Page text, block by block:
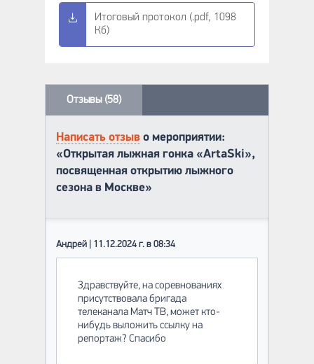
Итоговый протокол (.pdf, 1098
Кб)
Отзывы (58)
Написать отзыв о мероприятии:
«Открытая лыжная гонка «ArtaSki»,
посвященная открытию лыжного
сезона в Москве»
Андрей | 11.12.2024 г. в 08:34
Здравствуйте, на соревнованиях
присутствовала бригада
телеканала Матч ТВ, может кто-
нибудь выложить ссылку на
репортаж? Спасибо